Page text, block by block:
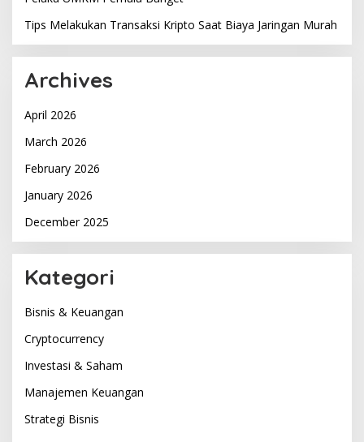
Tips Melakukan Transaksi Kripto Saat Biaya Jaringan Murah
Archives
April 2026
March 2026
February 2026
January 2026
December 2025
Kategori
Bisnis & Keuangan
Cryptocurrency
Investasi & Saham
Manajemen Keuangan
Strategi Bisnis